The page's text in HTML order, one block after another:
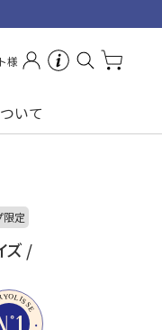
様
いて
限定
ズ /